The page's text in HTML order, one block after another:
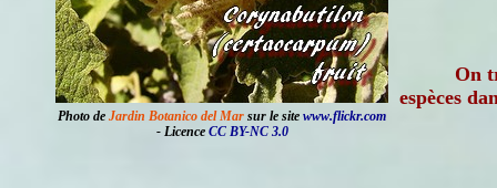
Photo de Jardin Botanico del Mar sur le site www.flickr.com
- Licence CC BY-NC 3.0
On
espèces